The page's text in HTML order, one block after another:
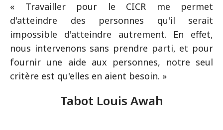
« Travailler pour le CICR me permet
d'atteindre des personnes qu'il serait
impossible d'atteindre autrement. En effet,
nous intervenons sans prendre parti, et pour
fournir une aide aux personnes, notre seul
critère est qu'elles en aient besoin. »
Tabot Louis Awah